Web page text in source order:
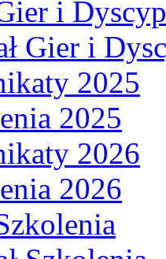
i
Gier i
2025
2025
2026
2026